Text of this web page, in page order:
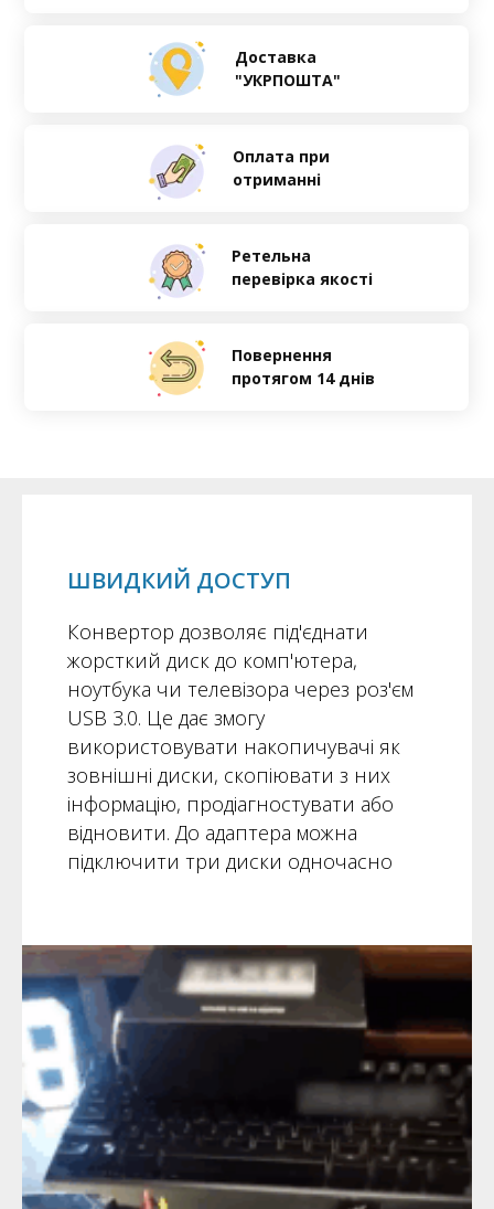
Оплата при
отриманні
Ретельна
перевірка якості
Доставка
"УКРПОШТА"
Повернення
протягом 14 днів
ШВИДКИЙ ДОСТУП
Конвертор дозволяє під'єднати
жорсткий диск до комп'ютера,
ноутбука чи телевізора через роз'єм
USB 3.0. Це дає змогу
використовувати накопичувачі як
зовнішні диски, скопіювати з них
інформацію, продіагностувати або
відновити. До адаптера можна
підключити три диски одночасно